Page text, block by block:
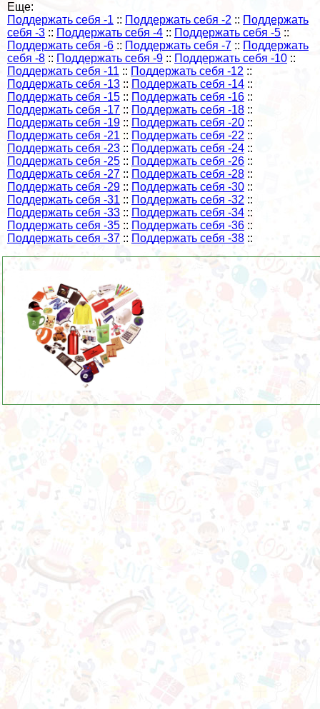
Еще:
Поддержать себя -1 :: Поддержать себя -2 :: Поддержать
себя -3 :: Поддержать себя -4 :: Поддержать себя -5 ::
Поддержать себя -6 :: Поддержать себя -7 :: Поддержать
себя -8 :: Поддержать себя -9 :: Поддержать себя -10 ::
Поддержать себя -11 :: Поддержать себя -12 ::
Поддержать себя -13 :: Поддержать себя -14 ::
Поддержать себя -15 :: Поддержать себя -16 ::
Поддержать себя -17 :: Поддержать себя -18 ::
Поддержать себя -19 :: Поддержать себя -20 ::
Поддержать себя -21 :: Поддержать себя -22 ::
Поддержать себя -23 :: Поддержать себя -24 ::
Поддержать себя -25 :: Поддержать себя -26 ::
Поддержать себя -27 :: Поддержать себя -28 ::
Поддержать себя -29 :: Поддержать себя -30 ::
Поддержать себя -31 :: Поддержать себя -32 ::
Поддержать себя -33 :: Поддержать себя -34 ::
Поддержать себя -35 :: Поддержать себя -36 ::
Поддержать себя -37 :: Поддержать себя -38 ::